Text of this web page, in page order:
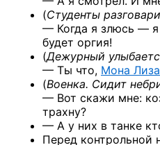
(Студенты
— Когда я злюсь — я
будет оргия!
(Дежурный
— Ты что, Мона Лиза
(Военка. Сидит
— Вот скажи мне:
трахну?
— А у них в танке
Перед контрольной